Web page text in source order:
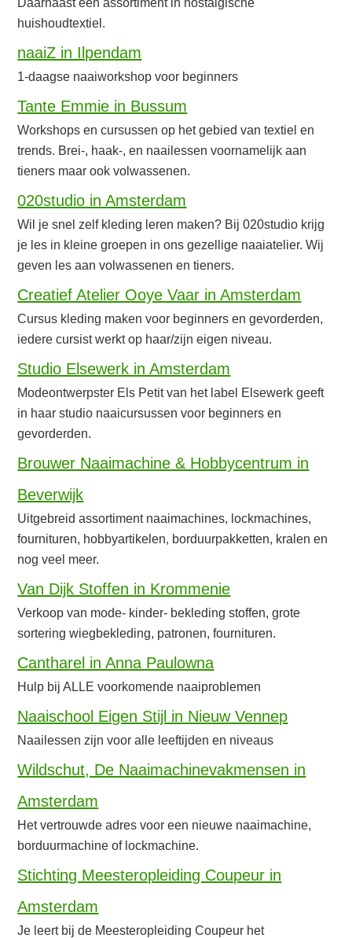
Daarnaast een assortiment in nostalgische
huishoudtextiel.
naaiZ in Ilpendam
1-daagse naaiworkshop voor beginners
Tante Emmie in Bussum
Workshops en cursussen op het gebied van textiel en
trends. Brei-, haak-, en naailessen voornamelijk aan
tieners maar ook volwassenen.
020studio in Amsterdam
Wil je snel zelf kleding leren maken? Bij 020studio krijg
je les in kleine groepen in ons gezellige naaiatelier. Wij
geven les aan volwassenen en tieners.
Creatief Atelier Ooye Vaar in Amsterdam
Cursus kleding maken voor beginners en gevorderden,
iedere cursist werkt op haar/zijn eigen niveau.
Studio Elsewerk in Amsterdam
Modeontwerpster Els Petit van het label Elsewerk geeft
in haar studio naaicursussen voor beginners en
gevorderden.
Brouwer Naaimachine & Hobbycentrum in
Beverwijk
Uitgebreid assortiment naaimachines, lockmachines,
fournituren, hobbyartikelen, borduurpakketten, kralen en
nog veel meer.
Van Dijk Stoffen in Krommenie
Verkoop van mode- kinder- bekleding stoffen, grote
sortering wiegbekleding, patronen, fournituren.
Cantharel in Anna Paulowna
Hulp bij ALLE voorkomende naaiproblemen
Naaischool Eigen Stijl in Nieuw Vennep
Naailessen zijn voor alle leeftijden en niveaus
Wildschut, De Naaimachinevakmensen in
Amsterdam
Het vertrouwde adres voor een nieuwe naaimachine,
borduurmachine of lockmachine.
Stichting Meesteropleiding Coupeur in
Amsterdam
Je leert bij de Meesteropleiding Coupeur het